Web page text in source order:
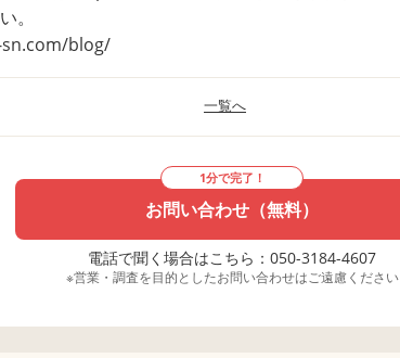
。
blog/
一覧へ
1分で完了！
お問い合わせ（無料）
電話で聞く場合はこちら：050-3184-4607
※営業・調査を目的としたお問い合わせはご遠慮ください